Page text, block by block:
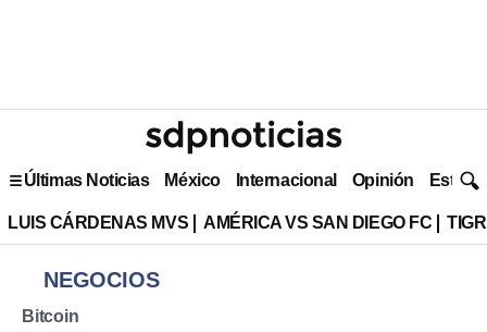
Últimas Noticias México Internacional Opinión Estilo
LUIS CÁRDENAS MVS AMÉRICA VS SAN DIEGO FC
NEGOCIOS
Bitcoin